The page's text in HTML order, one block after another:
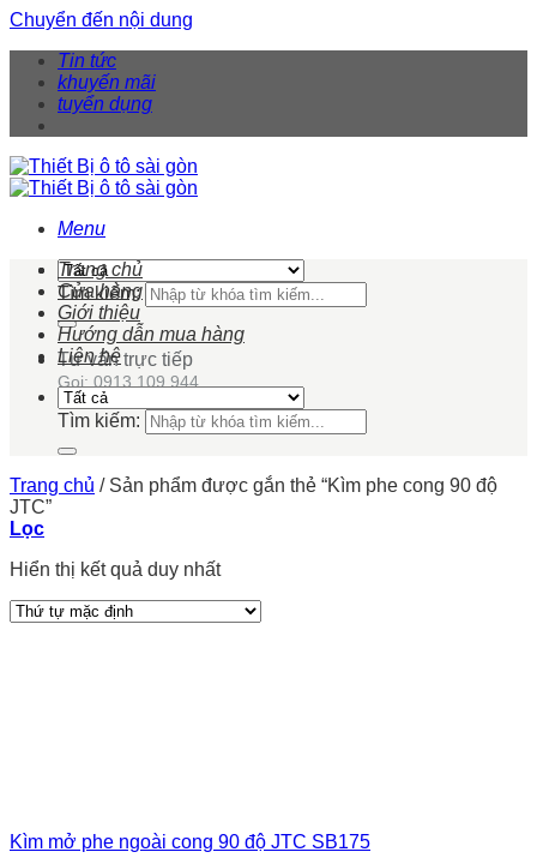
Chuyển đến nội dung
Tin tức
khuyến mãi
tuyển dụng
Menu
Tìm kiếm:
Tư vấn trực tiếp
Gọi: 0913 109 944
Trang chủ
Cửa hàng
Giới thiệu
Hướng dẫn mua hàng
Liên hệ
Tìm kiếm:
Trang chủ /Sản phẩm được gắn thẻ “Kìm phe cong 90 độ
JTC”
Lọc
Hiển thị kết quả duy nhất
Kìm mở phe ngoài cong 90 độ JTC SB175